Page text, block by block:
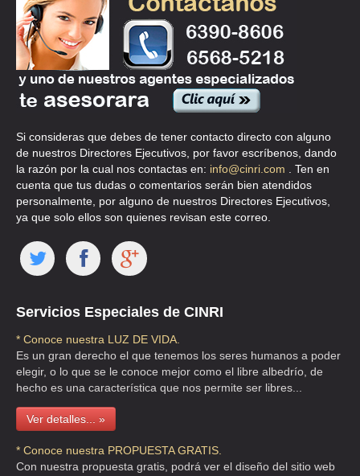
Si consideras que debes de tener contacto directo con alguno
de nuestros Directores Ejecutivos, por favor escríbenos, dando
la razón por la cual nos contactas en: info@cinri.com
. Ten en
cuenta que tus dudas o comentarios serán bien atendidos
personalmente, por alguno de nuestros Directores Ejecutivos,
ya que solo ellos son quienes revisan este correo.
Servicios Especiales de CINRI
* Conoce nuestra LUZ DE VIDA.
Es un gran derecho el que tenemos los seres humanos a poder
elegir, o lo que se le conoce mejor como el libre albedrío, de
hecho es una característica que nos permite ser libres...
Ver detalles... »
* Conoce nuestra PROPUESTA GRATIS.
Con nuestra propuesta gratis, podrá ver el diseño del sitio web